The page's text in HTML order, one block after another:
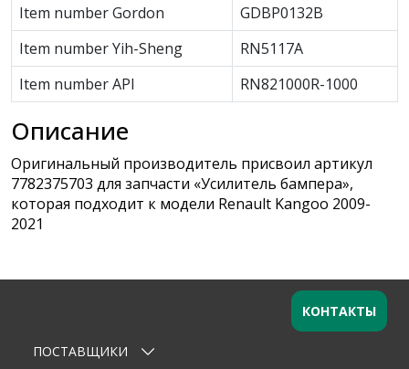
Item number Gordon
GDBP0132B
Item number Yih-Sheng
RN5117A
Item number API
RN821000R-1000
Описание
Оригинальный производитель присвоил артикул
7782375703 для запчасти «Усилитель бампера»,
которая подходит к модели Renault Kangoo 2009-
2021
Оставьте заявку
ПОСТАВЩИКИ
КОНТАКТЫ